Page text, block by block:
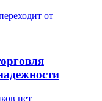
от
нет